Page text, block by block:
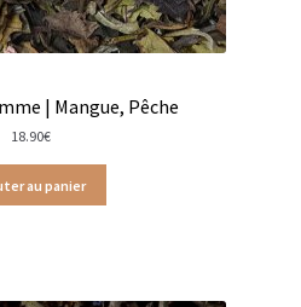
et Anaïs
| Mangue, Pêche
18.90€
au panier